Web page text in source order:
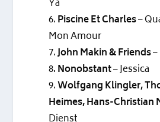
Ya
6.Piscine Et Charles–
Mon Amour
7.John Makin & Friends
8.Nonobstant– Jessica
9.Wolfgang Klingler,
Heimes, Hans-Christian